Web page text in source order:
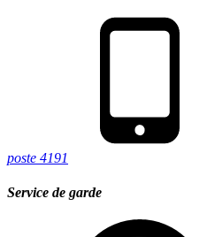
poste 4191
Service de garde